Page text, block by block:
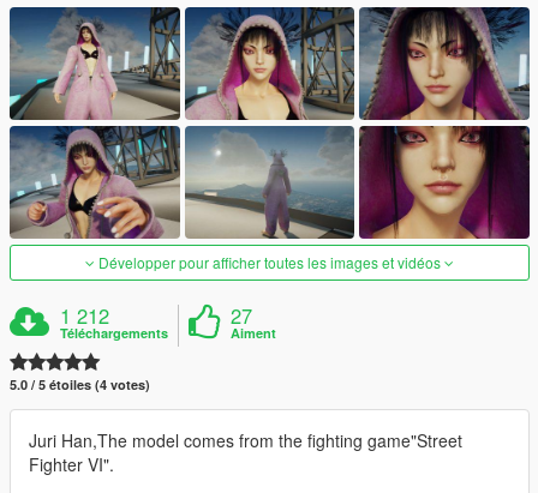
Développer pour afficher toutes les images et vidéos
1 212
Téléchargements
27
Aiment
5.0 / 5 étoiles (4 votes)
Juri Han,The model comes from the fighting game"Street
Fighter VI".